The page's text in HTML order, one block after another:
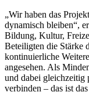
„Wir haben das
dynamisch bleiben“,
Bildung, Kultur,
Beteiligten die Stärke
kontinuierliche
angesehen. Als
und dabei gleichzeitig
verbinden – das ist